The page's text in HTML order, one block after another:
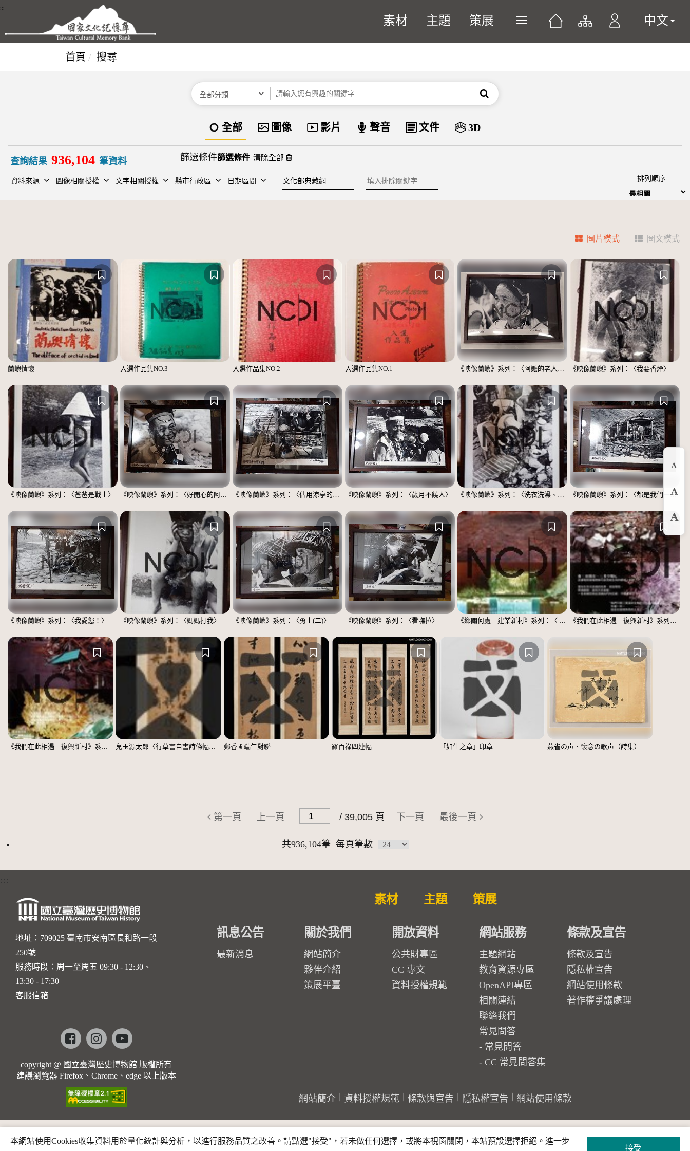
跳到主要內容區塊
:::
素材 主題 策展 展開或關閉主選單 中文
::: 首頁 搜尋
分類 關鍵字 搜尋
資料類型
全部 圖像 影片 聲音 文件 3D
查詢結果 936,104 筆資料 篩選條件 清除全部
資料來源 圖像相關授權 文字相關授權 縣市行政區 日期區間 建檔單位 排除關鍵字 排列順序
圖片模式 圖文模式
蘭嶼情懷 入選作品集NO.3 入選作品集NO.2 入選作品集NO.1 《映像蘭嶼》系列：〈阿嬤的老人斑〉 《映像蘭嶼》系列：〈我要香煙〉
《映像蘭嶼》系列：〈爸爸是戰士〉 《映像蘭嶼》系列：〈好開心的阿嬤〉 《映像蘭嶼》系列：〈佔用涼亭的男士們〉 《映像蘭嶼》系列：〈歲月不饒人〉 《映像蘭嶼》系列：〈洗衣洗澡、都在這裡〉 《映像蘭嶼》系列：〈都是我們一家人〉
《映像蘭嶼》系列：〈我愛您！〉 《映像蘭嶼》系列：〈媽媽打我〉 《映像蘭嶼》系列：〈勇士(二)〉 《映像蘭嶼》系列：〈看嘸拉〉 《鄉關何處—建業新村》系列：〈 邱敬賢04〉 《我們在此相遇—復興新村》系列：〈殘響04〉
《我們在此相遇—復興新村》系列：〈殘響03〉 兒玉源太郎〈行草書自書詩條幅〉（印本） 鄭香圃端午對聯 羅百祿四連幅 「如生之章」印章 燕雀の声、懐念の歌声（詩集）
第一頁 上一頁 / 39,005 頁 下一頁 最後一頁
共936,104筆 每頁筆數
放
:::
地址：709025 臺南市安南區長和路一段
250號
服務時段：周一至周五 09:30 - 12:30、
13:30 - 17:30
客服信箱
Facebookinstagramyoutube
copyright @ 國立臺灣歷史博物館 版權所有
建議瀏覽器 Firefox、Chrome、edge 以上版本
素材 主題 策展
訊息公告
最新消息
關於我們
網站簡介
夥伴介紹
策展平臺
開放資料
公共財專區
CC 專文
資料授權規範
網站服務
主題網站
教育資源專區
OpenAPI專區
相關連結
聯絡我們
常見問答
常見問答
CC 常見問答集
條款及宣告
條款及宣告
隱私權宣告
網站使用條款
著作權爭議處理
網站簡介 資料授權規範 條款與宣告 隱私權宣告 網站使用條款
本網站使用Cookies收集資料用於量化統計與分析，以進行服務品質之改善。請點選"接受"，若未做任何選擇，或將本視窗關閉，本站預設選擇拒絕。進一步
接受